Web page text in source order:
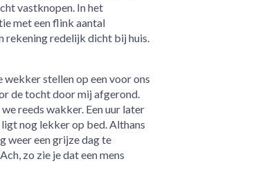
vastknopen. In het
met een flink aantal
rekening redelijk dicht bij huis.
stellen op een voor ons
de tocht door mij afgerond.
reeds wakker. Een uur later
nog lekker op bed. Althans
weer een grijze dag te
zo zie je dat een mens